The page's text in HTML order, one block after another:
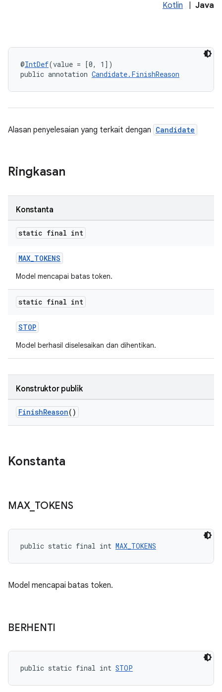
Kotlin Java
@IntDef(value = [0, 1])
public annotation Candidate.FinishReason
Alasan penyelesaian yang terkait dengan Candidate
Ringkasan
Konstanta
static final int
MAX_TOKENS
Model mencapai batas token.
static final int
STOP
Model berhasil diselesaikan dan dihentikan.
Konstruktor publik
FinishReason()
Konstanta
MAX_ TOKENS
public static final int MAX_TOKENS
Model mencapai batas token.
BERHENTI
public static final int STOP